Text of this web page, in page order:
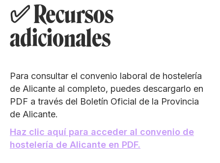
✅ Recursos
adicionales
Para consultar el convenio laboral de hostelería
de Alicante al completo, puedes descargarlo en
PDF a través del Boletín Oficial de la Provincia
de Alicante.
Haz clic aquí para acceder al convenio de
hostelería de Alicante en PDF.